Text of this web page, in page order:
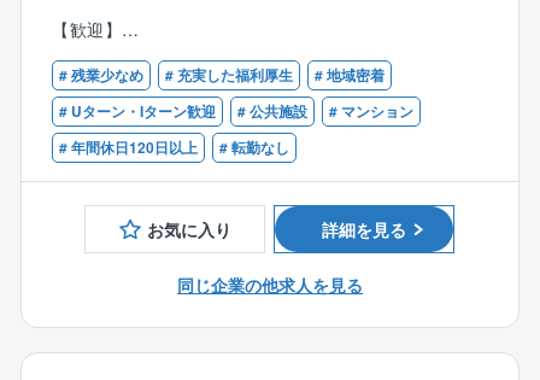
・年間休日126日（土日祝休み）に加え、実働は短めの
時間も大切にできます。
柔軟な働き方をサポート
・週2日までのリモートワークや、コアタイム（10:0
0〜16:30）に合わせた時差勤務制度を導入。自分のペ
ースで無理なく働けます。
営業部門の担当部署は大阪のみ。転勤の心配をするこ
となく、お気に入りの街で長くキャリアを築いていけ
ます。
会議など
■マンション（7～8億円規模/賃貸がメイン）8～9割：
非マンション（ホテル、介護施設、クリニックなど）1
割の内訳です。
グループ会社の案件が4割を占め100％元請工事です。
・残業時間16.9時間
【歓迎】
■1級または2級建築施工管理技士
■一または二級級建築士
■賃貸、分譲マンションの施工管理経験
■S造大規模工事の施工管理
# 残業少なめ # 充実した福利厚生
# 地域密着
# Uターン・Iターン歓迎
# 公共施設
# マンション
# 年間休日120日以上
# 転勤なし
お気に入り 詳細を見る
同じ企業の他求人を見る